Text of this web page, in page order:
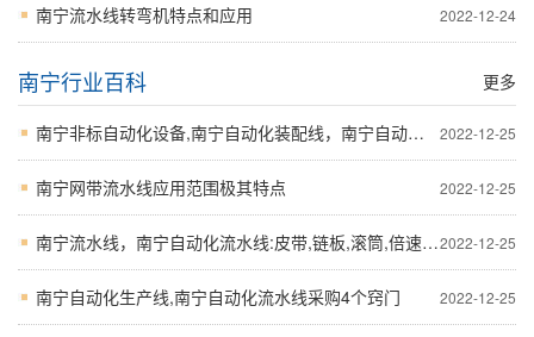
2022-12-24
南宁流水线转弯机特点和应用
更多
南宁行业百科
2022-12-25
南宁非标自动化设备,南宁自动化装配线，南宁自动化流水线选购诀窍
2022-12-25
南宁网带流水线应用范围极其特点
2022-12-25
南宁流水线，南宁自动化流水线:皮带,链板,滚筒,倍速四种采购必备技术参数和参考
2022-12-25
南宁自动化生产线,南宁自动化流水线采购4个窍门